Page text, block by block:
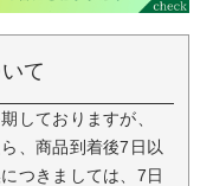
て
しておりますが、
、商品到着後7日以
つきましては、7日